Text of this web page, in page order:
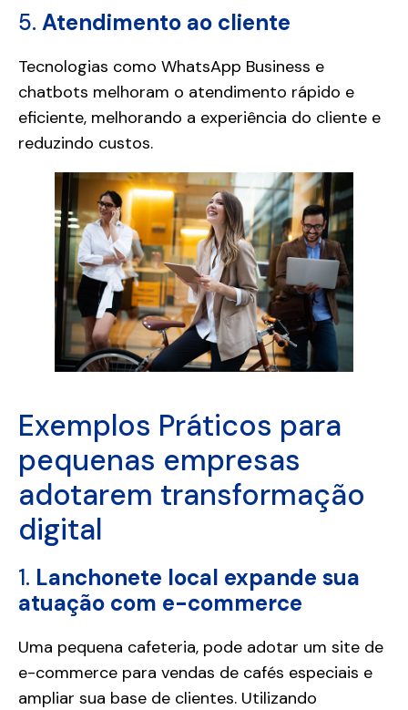
5. Atendimento ao cliente
Tecnologias como WhatsApp Business e
chatbots melhoram o atendimento rápido e
eficiente, melhorando a experiência do cliente e
reduzindo custos.
Exemplos Práticos para
pequenas empresas
adotarem transformação
digital
1. Lanchonete local expande sua
atuação com e-commerce
Uma pequena cafeteria, pode adotar um site de
e-commerce para vendas de cafés especiais e
ampliar sua base de clientes. Utilizando